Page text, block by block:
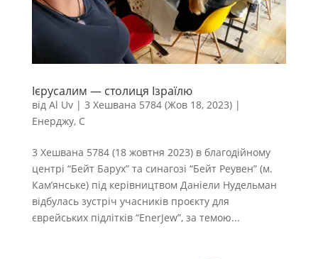
Ієрусалим — столиця Ізраїлю
від Al Uv| 3 Хешвана 5784 (Жов 18, 2023)|
Енерджу, С
3 Хешвана 5784 (18 жовтня 2023) в благодійному
центрі “Бейт Барух” та синагозі “Бейт Реувен” (м.
Кам’янське) під керівництвом Даніели Нудельман
відбулась зустріч учасників проєкту для
єврейських підлітків “EnerJew”, за темою...